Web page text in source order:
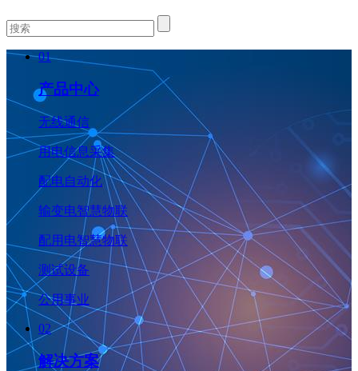
01
产品中心
无线通信
用电信息采集
配电自动化
输变电智慧物联
配用电智慧物联
测试设备
公用事业
02
解决方案